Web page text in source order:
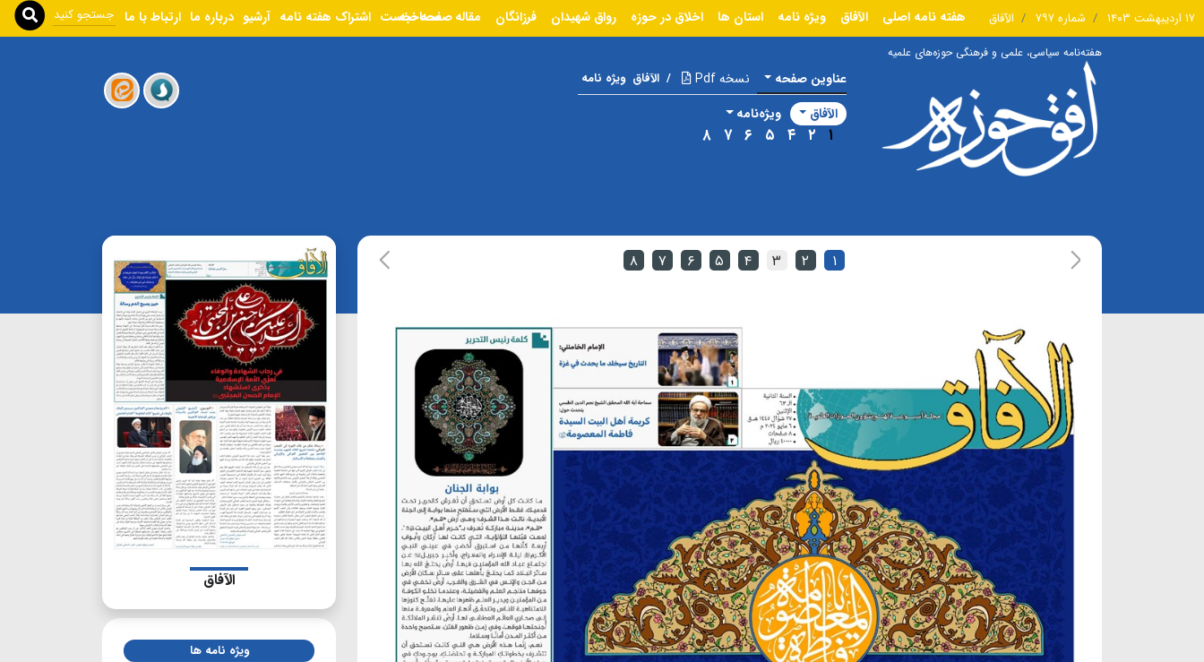
۱۷ اردیبهشت ۱۴۰۳ شماره ۷۹۷ الآفاق هفته نامه اصلی الآفاق ویژه نامه استان ها اخلاق در حوزه رواق شهیدان فرزانگان مقاله مصاحبه
صفحه نخست اشتراک هفته نامه آرشیو درباره ما ارتباط با ما
هفته‌نامه سیاسی، علمی و فرهنگی حوزه‌های علمیه
عناوین صفحه نسخه Pdf / الآفاق ویژه نامه
الآفاق
۱ ۲ ۴ ۵ ۶ ۷ ۸
ویژه‌نامه
۱ ۲ ۳ ۴ ۵ ۶ ۷ ۸
الآفاق
ویژه نامه ها